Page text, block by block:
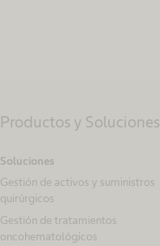
Productos y Soluciones
Soluciones
Gestión de activos y suministros
quirúrgicos
Gestión de tratamientos
oncohematológicos